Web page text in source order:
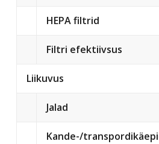
HEPA filtrid
Filtri efektiivsus
Liikuvus
Jalad
Kande-/